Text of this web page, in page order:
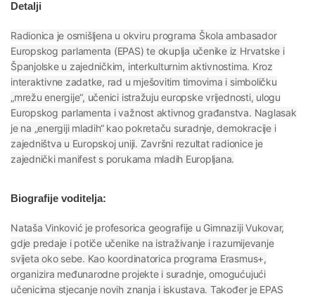
Detalji
Radionica je osmišljena u okviru programa Škola ambasador
Europskog parlamenta (EPAS) te okuplja učenike iz Hrvatske i
Španjolske u zajedničkim, interkulturnim aktivnostima. Kroz
interaktivne zadatke, rad u mješovitim timovima i simboličku
„mrežu energije“, učenici istražuju europske vrijednosti, ulogu
Europskog parlamenta i važnost aktivnog građanstva. Naglasak
je na „energiji mladih“ kao pokretaču suradnje, demokracije i
zajedništva u Europskoj uniji. Završni rezultat radionice je
zajednički manifest s porukama mladih Europljana.
Biografije voditelja:
Nataša Vinković je profesorica geografije u Gimnaziji Vukovar,
gdje predaje i potiče učenike na istraživanje i razumijevanje
svijeta oko sebe. Kao koordinatorica programa Erasmus+,
organizira međunarodne projekte i suradnje, omogućujući
učenicima stjecanje novih znanja i iskustava. Također je EPAS